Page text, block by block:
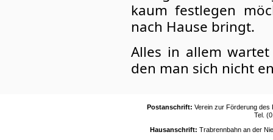
kaum festlegen
nach Hause bringt.
Alles in allem
den man sich nicht
Postanschrift: Verein zur Förderung des
Tel.
Hausanschrift: Trabrennbahn an der